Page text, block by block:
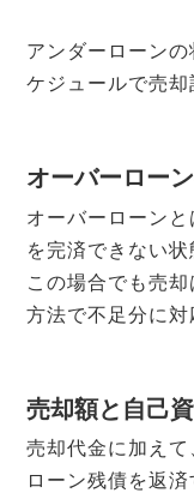
アンダーローン
ケジュールで売却
オーバーロー
オーバーローン
を完済できない状
この場合でも売
方法で不足分に対
売却額と自己
売却代金に加え
ローン残債を返済